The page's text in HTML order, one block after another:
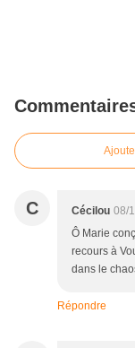
C Cécilou 08/
Ô Marie
recours à
dans le
Répondre